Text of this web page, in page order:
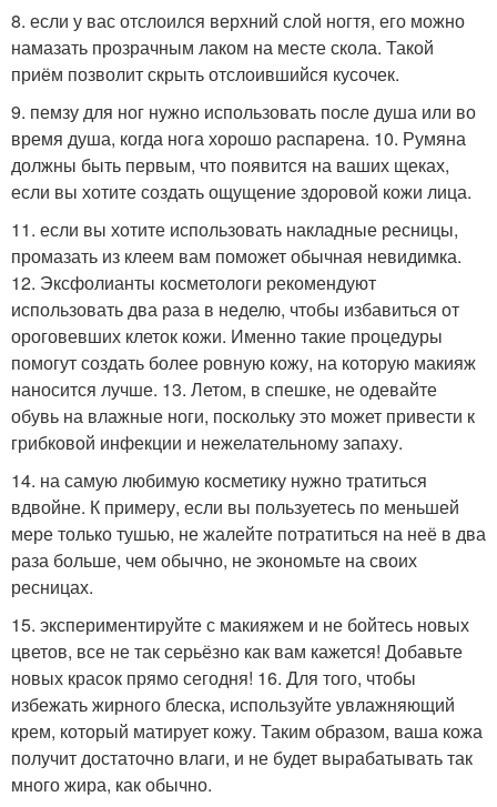
8. если у вас отслоился верхний слой ногтя, его можно
намазать прозрачным лаком на месте скола. Такой
приём позволит скрыть отслоившийся кусочек.
9. пемзу для ног нужно использовать после душа или во
время душа, когда нога хорошо распарена. 10. Румяна
должны быть первым, что появится на ваших щеках,
если вы хотите создать ощущение здоровой кожи лица.
11. если вы хотите использовать накладные ресницы,
промазать из клеем вам поможет обычная невидимка.
12. Эксфолианты косметологи рекомендуют
использовать два раза в неделю, чтобы избавиться от
ороговевших клеток кожи. Именно такие процедуры
помогут создать более ровную кожу, на которую макияж
наносится лучше. 13. Летом, в спешке, не одевайте
обувь на влажные ноги, поскольку это может привести к
грибковой инфекции и нежелательному запаху.
14. на самую любимую косметику нужно тратиться
вдвойне. К примеру, если вы пользуетесь по меньшей
мере только тушью, не жалейте потратиться на неё в два
раза больше, чем обычно, не экономьте на своих
ресницах.
15. экспериментируйте с макияжем и не бойтесь новых
цветов, все не так серьёзно как вам кажется! Добавьте
новых красок прямо сегодня! 16. Для того, чтобы
избежать жирного блеска, используйте увлажняющий
крем, который матирует кожу. Таким образом, ваша кожа
получит достаточно влаги, и не будет вырабатывать так
много жира, как обычно.